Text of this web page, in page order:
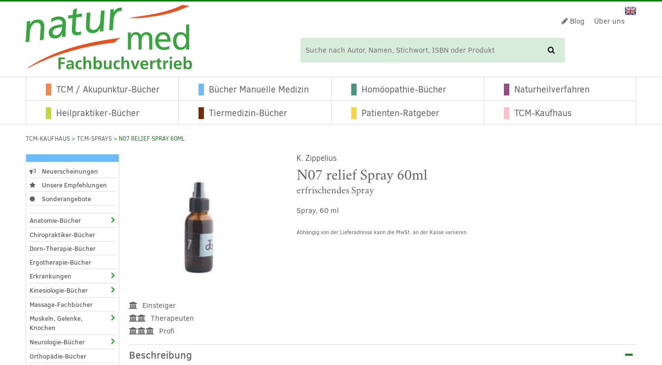
Blog Über uns
TCM / Akupunktur-Bücher Bücher Manuelle Medizin Homöopathie-Bücher
Naturheilverfahren
Heilpraktiker-Bücher
Tiermedizin-Bücher Patienten-Ratgeber TCM-Kaufhaus
TCM-KAUFHAUS >TCM-SPRAYS > N07 RELIEF SPRAY 60ML
Einsteiger
Therapeuten
Profi
K. Zippelius
N07 relief Spray 60ml
erfrischendes Spray
Spray, 60 ml
Abhängig von der Lieferadresse kann die MwSt. an der Kasse variieren.
Beschreibung
Neuerscheinungen
Unsere Empfehlungen
Sonderangebote
Anatomie-Bücher
Chiropraktiker-Bücher
Dorn-Therapie-Bücher
Ergotherapie-Bücher
Erkrankungen
Kinesiologie-Bücher
Massage-Fachbücher
Muskeln, Gelenke,
Knochen
Neurologie-Bücher
Orthopädie-Bücher